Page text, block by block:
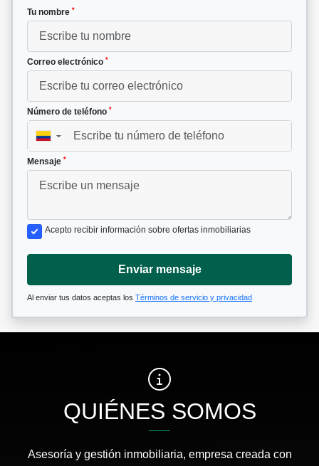
Tu nombre *
Correo electrónico *
Número de teléfono *
▼
Mensaje *
Acepto recibir información sobre ofertas inmobiliarias
Enviar mensaje
Al enviar tus datos aceptas los Términos de servicio y privacidad
QUIÉNES SOMOS
Asesoría y gestión inmobiliaria, empresa creada con